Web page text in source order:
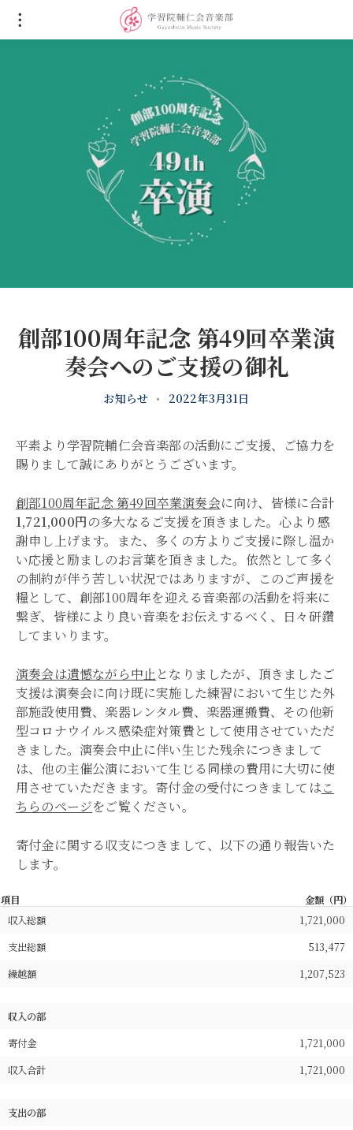
創部100周年記念 第49回卒業演
奏会へのご支援の御礼
お知らせ • 2022年3月31日
平素より学習院輔仁会音楽部の活動にご支援、ご協力を
賜りまして誠にありがとうございます。
創部100周年記念 第49回卒業演奏会に向け、皆様に合計
1,721,000円の多大なるご支援を頂きました。心より感
謝申し上げます。また、多くの方よりご支援に際し温か
い応援と励ましのお言葉を頂きました。依然として多く
の制約が伴う苦しい状況ではありますが、このご声援を
糧として、創部100周年を迎える音楽部の活動を将来に
繋ぎ、皆様により良い音楽をお伝えするべく、日々研鑽
してまいります。
演奏会は遺憾ながら中止となりましたが、頂きましたご
支援は演奏会に向け既に実施した練習において生じた外
部施設使用費、楽器レンタル費、楽器運搬費、その他新
型コロナウイルス感染症対策費として使用させていただ
きました。演奏会中止に伴い生じた残余につきまして
は、他の主催公演において生じる同様の費用に大切に使
用させていただきます。寄付金の受付につきましてはこ
ちらのページをご覧ください。
寄付金に関する収支につきまして、以下の通り報告いた
します。
項目
金額（円）
収入総額
1,721,000
支出総額
513,477
繰越額
1,207,523
収入の部
寄付金
1,721,000
収入合計
1,721,000
支出の部